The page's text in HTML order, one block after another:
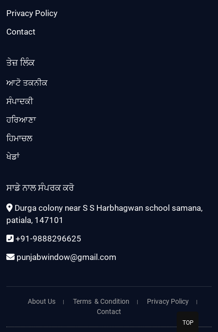
Privacy Policy
Contact
ਤੇਜ਼ ਲਿੰਕ
ਆਟੋ ਤਕਨੀਕ
ਸੰਪਾਦਕੀ
ਹਰਿਆਣਾ
ਹਿਮਾਚਲ
ਖੇਡਾਂ
ਸਾਡੇ ਨਾਲ ਸੰਪਰਕ ਕਰੋ
Durga colony near S S Harbhagwan school samana,
patiala, 147101
+91-9888296625
punjabwindow@gmail.com
About Us Terms & Condition
Privacy Policy
Contact
TOP